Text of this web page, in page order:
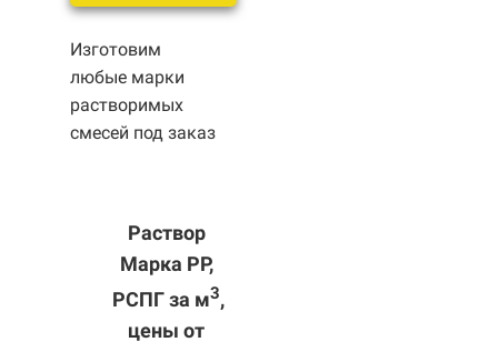
Изготовим
любые марки
растворимых
смесей под заказ
Раствор
Марка РР,
РСПГ за м3,
цены от